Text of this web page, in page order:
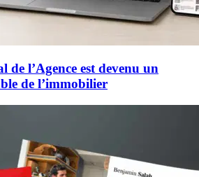
l’Agence est devenu un
de l’immobilier